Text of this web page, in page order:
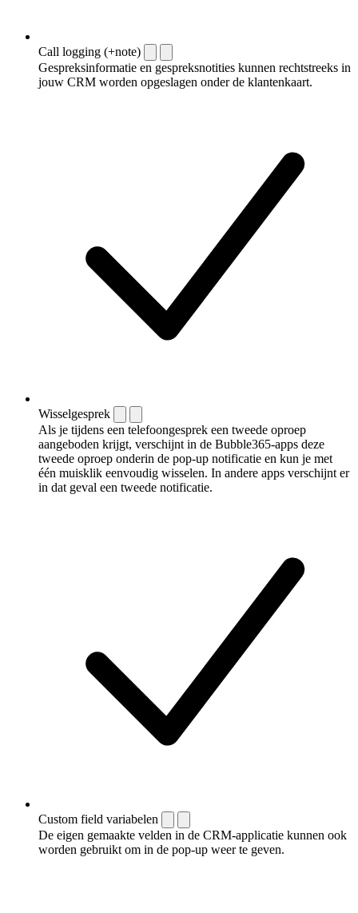
Call logging (+note)
Gespreksinformatie en gespreksnotities kunnen rechtstreeks in
jouw CRM worden opgeslagen onder de klantenkaart.
Wisselgesprek
Als je tijdens een telefoongesprek een tweede oproep
aangeboden krijgt, verschijnt in de Bubble365-apps deze
tweede oproep onderin de pop-up notificatie en kun je met
één muisklik eenvoudig wisselen. In andere apps verschijnt er
in dat geval een tweede notificatie.
Custom field variabelen
De eigen gemaakte velden in de CRM-applicatie kunnen ook
worden gebruikt om in de pop-up weer te geven.